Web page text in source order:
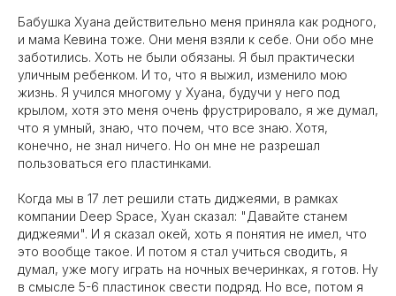
Бабушка Хуана действительно меня приняла как родного,
и мама Кевина тоже. Они меня взяли к себе. Они обо мне
заботились. Хоть не были обязаны. Я был практически
уличным ребенком. И то, что я выжил, изменило мою
жизнь. Я учился многому у Хуана, будучи у него под
крылом, хотя это меня очень фрустрировало, я же думал,
что я умный, знаю, что почем, что все знаю. Хотя,
конечно, не знал ничего. Но он мне не разрешал
пользоваться его пластинками.
Когда мы в 17 лет решили стать диджеями, в рамках
компании Deep Space, Хуан сказал: "Давайте станем
диджеями". И я сказал окей, хоть я понятия не имел, что
это вообще такое. И потом я стал учиться сводить, я
думал, уже могу играть на ночных вечеринках, я готов. Ну
в смысле 5-6 пластинок свести подряд. Но все, потом я